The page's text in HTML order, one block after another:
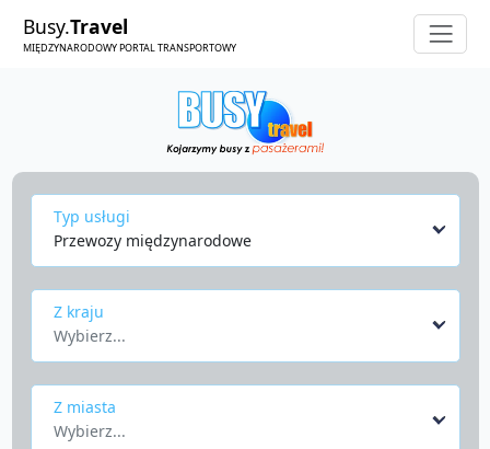
Busy.Travel
MIĘDZYNARODOWY PORTAL TRANSPORTOWY
Typ usługi
Przewozy międzynarodowe
Z kraju
Wybierz...
Z miasta
Wybierz...